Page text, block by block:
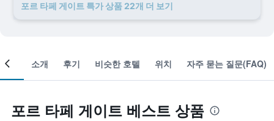
포르 타페 게이트 ​특가 ​상품 22개 ​더 ​보기
객실 소개 후기 비슷한 호텔 위치 자주 묻는 질문(FAQ)
포르 타페 게이트 베스트 상품